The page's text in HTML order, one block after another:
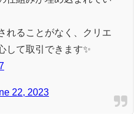
れることがなく、クリエ
して取引できます✨
22, 2023